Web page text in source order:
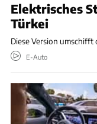
Elektrisches
Türkei
Diese Version
E-Auto